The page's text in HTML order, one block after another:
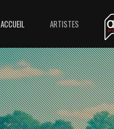
ACCUEIL ARTISTES